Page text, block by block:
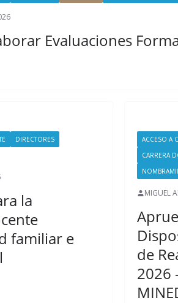
Evaluaciones
DIRECTORES
la
familiar e
ACCESO A
CARRERA
MIGUEL
de
2026